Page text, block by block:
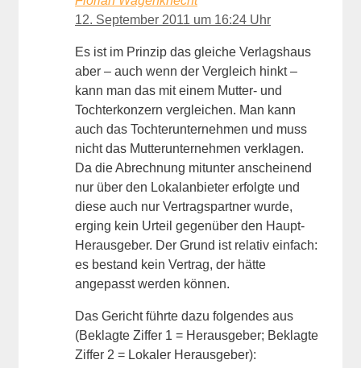
12. September 2011 um 16:24 Uhr
Es ist im Prinzip das gleiche Verlagshaus
aber – auch wenn der Vergleich hinkt –
kann man das mit einem Mutter- und
Tochterkonzern vergleichen. Man kann
auch das Tochterunternehmen und muss
nicht das Mutterunternehmen verklagen.
Da die Abrechnung mitunter anscheinend
nur über den Lokalanbieter erfolgte und
diese auch nur Vertragspartner wurde,
erging kein Urteil gegenüber den Haupt-
Herausgeber. Der Grund ist relativ einfach:
es bestand kein Vertrag, der hätte
angepasst werden können.
Das Gericht führte dazu folgendes aus
(Beklagte Ziffer 1 = Herausgeber; Beklagte
Ziffer 2 = Lokaler Herausgeber):